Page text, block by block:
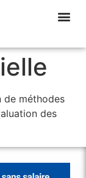
de méthodes
des